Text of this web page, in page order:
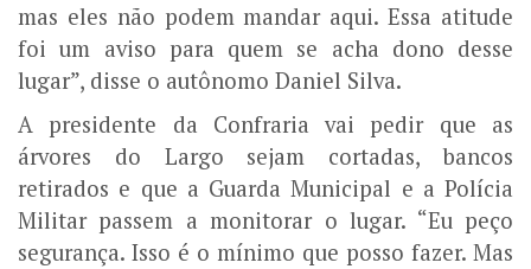
mas eles não podem mandar aqui. Essa atitude
foi um aviso para quem se acha dono desse
lugar”, disse o autônomo Daniel Silva.
A presidente da Confraria vai pedir que as
árvores do Largo sejam cortadas, bancos
retirados e que a Guarda Municipal e a Polícia
Militar passem a monitorar o lugar. “Eu peço
segurança. Isso é o mínimo que posso fazer. Mas